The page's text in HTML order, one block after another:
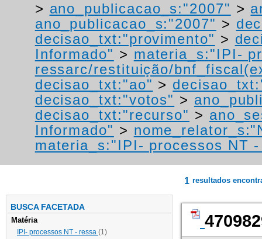
> ano_publicacao_s:"2007" >
ano_publicacao_s:"2007" >
decisao_txt:"provimento" >
Informado" > materia_s:"IPI-
ressarc/restituição/
decisao_txt:"ao" >
decisao_txt:"votos" >
decisao_txt:"recurso" >
Informado" >
materia_s:"IPI- processos NT
BUSCA FACETADA
Matéria
IPI- processos NT - ressa (1)
1 resultados